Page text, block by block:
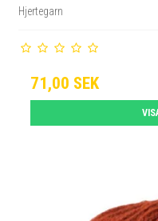
Hjertegarn
71,00 SEK